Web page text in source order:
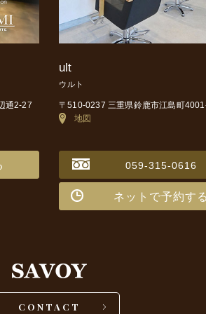
通2-27
ult
ウルト
〒510-0237 三重県鈴鹿市江島町
地図
059-315-0616
ネットで予約す
CONTACT